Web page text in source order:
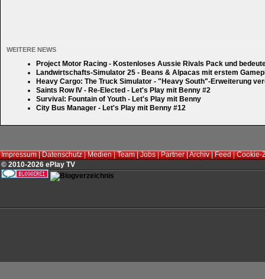
WEITERE NEWS
Project Motor Racing - Kostenloses Aussie Rivals Pack und
Landwirtschafts-Simulator 25 - Beans & Alpacas mit erstem
Heavy Cargo: The Truck Simulator - "Heavy South"-Erweiterung
Saints Row IV - Re-Elected - Let's Play mit Benny #2
Survival: Fountain of Youth - Let's Play mit Benny
City Bus Manager - Let's Play mit Benny #12
Impressum|Datenschutz|Medien|Team|Jobs|Partner|Archiv|Feed|Cookie-
© 2010-2026 ePlay TV